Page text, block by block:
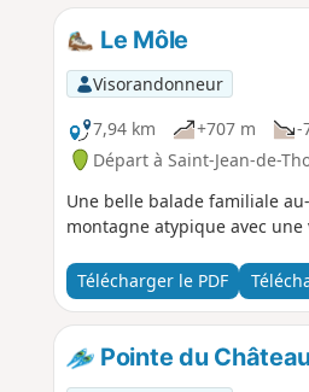
Le Môle
Visorandonneur
7,94 km
+707 m -
Départ à Saint-Jean-de-
Une belle balade familiale
montagne atypique avec
Télécharger le PDF
Pointe du